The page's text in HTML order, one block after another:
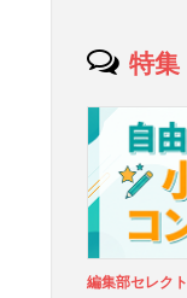
特集
編集部セレクト